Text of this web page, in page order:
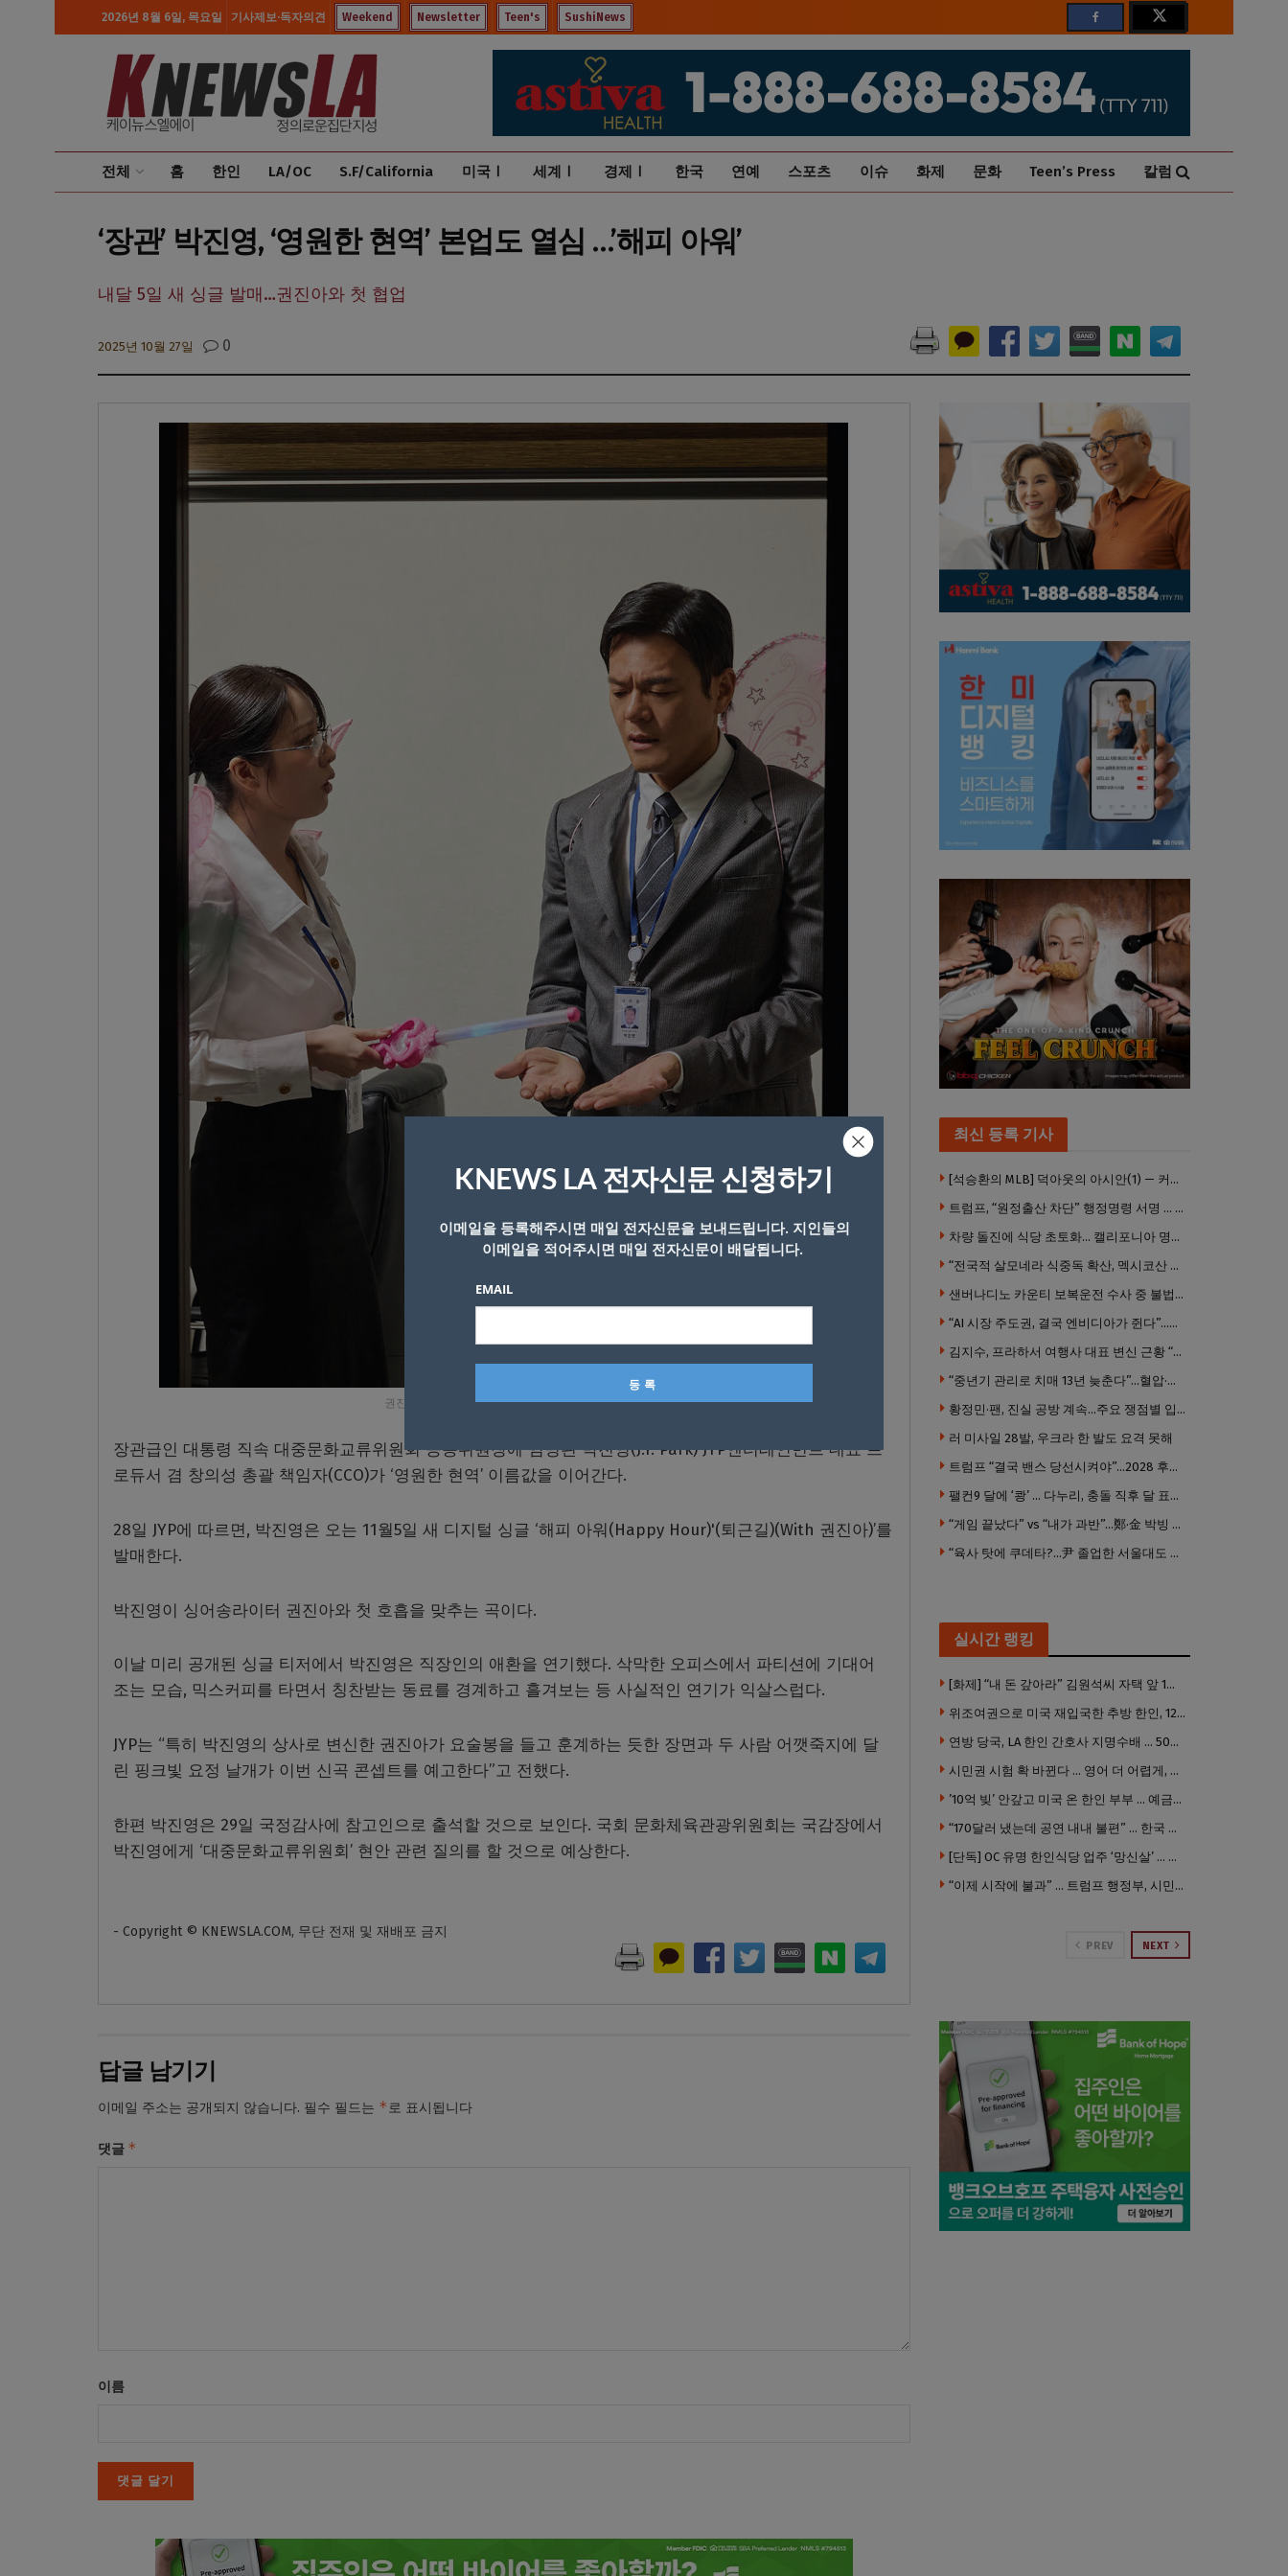
2026년 8월 6일, 목요일 기사제보·독자의견 Weekend Newsletter Teen's SushiNews
전체 홈 한인 LA/OC S.F/California 미국Ⅰ 세계Ⅰ 경제Ⅰ 한국 연예 스포츠 이슈 화제 문화 Teen’s Press 칼럼
‘장관’ 박진영, ‘영원한 현역’ 본업도 열심 …’해피 아워’
내달 5일 새 싱글 발매…권진아와 첫 협업
2025년 10월 27일 0
권진아, 박진영. (사진 = JYP 엔터테인먼트 제공)
장관급인 대통령 직속 대중문화교류위원회 공동위원장에 임명된 박진영(J.Y. Park) JYP엔터테인먼트 대표 프
로듀서 겸 창의성 총괄 책임자(CCO)가 ‘영원한 현역’ 이름값을 이어간다.
28일 JYP에 따르면, 박진영은 오는 11월5일 새 디지털 싱글 ‘해피 아워(Happy Hour)'(퇴근길)(With 권진아)’를
발매한다.
박진영이 싱어송라이터 권진아와 첫 호흡을 맞추는 곡이다.
이날 미리 공개된 싱글 티저에서 박진영은 직장인의 애환을 연기했다. 삭막한 오피스에서 파티션에 기대어
조는 모습, 믹스커피를 타면서 칭찬받는 동료를 경계하고 흘겨보는 등 사실적인 연기가 익살스럽다.
JYP는 “특히 박진영의 상사로 변신한 권진아가 요술봉을 들고 훈계하는 듯한 장면과 두 사람 어깻죽지에 달
린 핑크빛 요정 날개가 이번 신곡 콘셉트를 예고한다”고 전했다.
한편 박진영은 29일 국정감사에 참고인으로 출석할 것으로 보인다. 국회 문화체육관광위원회는 국감장에서
박진영에게 ‘대중문화교류위원회’ 현안 관련 질의를 할 것으로 예상한다.
- Copyright © KNEWSLA.COM, 무단 전재 및 재배포 금지
답글 남기기
이메일 주소는 공개되지 않습니다. 필수 필드는 *로 표시됩니다
댓글 *
이름
최신 등록 기사
[석승환의 MLB] 덕아웃의 아시안(1) — 커트 스즈키가 우리에게 묻는 것
트럼프, “원정출산 차단” 행정명령 서명 … 외국 공무원 자녀도 시민권 안준다
차량 돌진에 식당 초토화… 캘리포니아 명물 버거집 “다시 일어설 수 있도록 도와주세요”
“전국적 살모네라 식중독 확산, 멕시코산 할라피뇨”– CDC
샌버나디노 카운티 보복운전 수사 중 불법 총기 20정·탄약 2만 발 압수
“AI 시장 주도권, 결국 엔비디아가 쥔다”…모건스탠리 장담
김지수, 프라하서 여행사 대표 변신 근황 “가볼 만하니…”
“중년기 관리로 치매 13년 늦춘다”…혈압·당뇨·금연 시기가 골든타임
황정민·팬, 진실 공방 계속…주요 쟁점별 입장 정리
러 미사일 28발, 우크라 한 발도 요격 못해
트럼프 “결국 밴스 당선시켜야”…2028 후계 구도 힘 싣나
팰컨9 달에 ‘쾅’ … 다누리, 충돌 직후 달 표면 촬영 유일 탐사선
“게임 끝났다” vs “내가 과반”…鄭·金 박빙 전대 서로 우위 주장
“육사 탓에 쿠데타?…尹 졸업한 서울대도 없애야 하나”
실시간 랭킹
[화제] “내 돈 갚아라” 김원석씨 자택 앞 1인 광대 시위 … 한인 투자사, “108만 달러 못받아”
위조여권으로 미국 재입국한 추방 한인, 120만 달러 은행 사기 행각
연방 당국, LA 한인 간호사 지명수배 … 500만 달러 메디캐어 사기, 선고 직전 한국 도주
시민권 시험 확 바뀐다 … 영어 더 어렵게, 민간시험 도입 추진
’10억 빚’ 안갚고 미국 온 한인 부부 … 예금보험공사, 미국서 소송
“170달러 냈는데 공연 내내 불편” … 한국 코미디언 LA공연, 음향 불량에 외모 비하 개그 논란
[단독] OC 유명 한인식당 업주 ‘망신살’ … 육류대금 안 갚자 식당서 공개추심
“이제 시작에 불과” … 트럼프 행정부, 시민권 박탈 본격화
PREV NEXT
KNEWS LA 전자신문 신청하기
이메일을 등록해주시면 매일 전자신문을 보내드립니다. 지인들의
이메일을 적어주시면 매일 전자신문이 배달됩니다.
EMAIL